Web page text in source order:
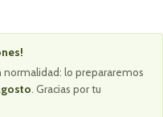
lo prepararemos
. Gracias por tu